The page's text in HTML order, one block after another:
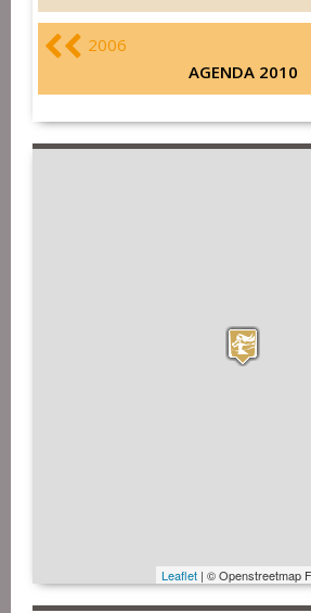
2006
AGENDA 2010
Leaflet | © Openstreetmap